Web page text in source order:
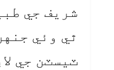
شريف جي
ٿي وئي
ٽيسٽن جي